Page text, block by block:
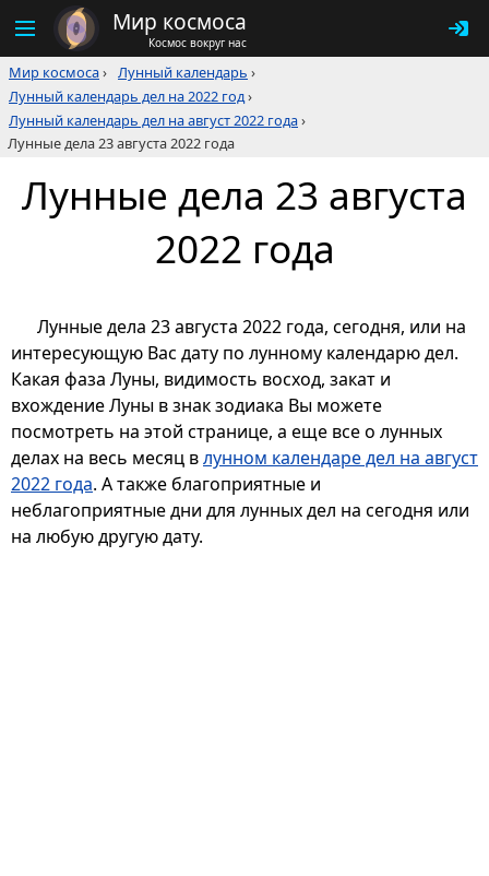
Мир космоса
Космос вокруг нас
Мир космоса› Лунный календарь ›
Лунный календарь дел на 2022 год›
Лунный календарь дел на август 2022 года›
Лунные дела 23 августа 2022 года
Лунные дела 23 августа
2022 года
Лунные дела 23 августа 2022 года, сегодня, или на
интересующую Вас дату по лунному календарю дел.
Какая фаза Луны, видимость восход, закат и
вхождение Луны в знак зодиака Вы можете
посмотреть на этой странице, а еще все о лунных
делах на весь месяц влунном календаре дел на август
2022 года. А также благоприятные и
неблагоприятные дни для лунных дел на сегодня или
на любую другую дату.